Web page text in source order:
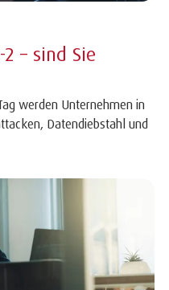
– sind Sie
werden Unternehmen in
Datendiebstahl und